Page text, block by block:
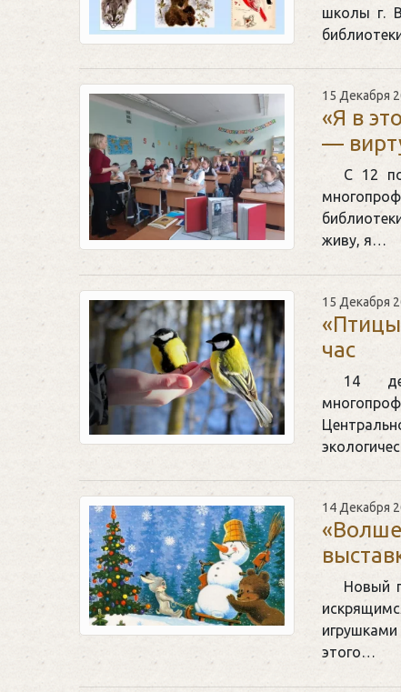
школы г.
15 Декабря
«Я в
—
С 12
живу, я…
15 Декабря
час
14
14 Декабря
Новый
этого…